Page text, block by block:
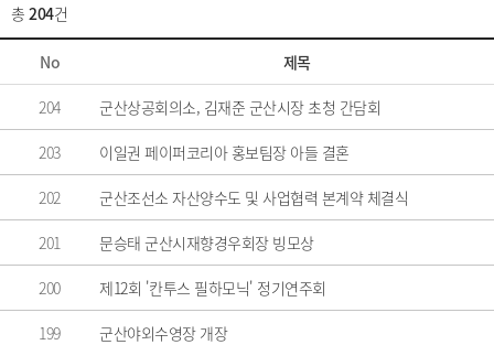
총 204건
No 제목
204 군산상공회의소, 김재준 군산시장 초청 간담회
203 이일권 페이퍼코리아 홍보팀장 아들 결혼
202 군산조선소 자산양수도 및 사업협력 본계약 체결식
201 문승태 군산시재향경우회장 빙모상
200 제12회 '칸투스 필하모닉' 정기연주회
199 군산야외수영장 개장